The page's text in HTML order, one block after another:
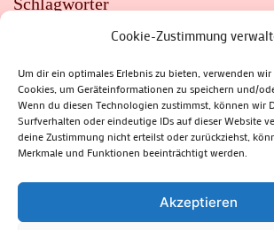
Cookie-Zustimmung
Um dir ein optimales Erlebnis zu bieten, verwenden
Cookies, um Geräteinformationen zu speichern und/
Wenn du diesen Technologien zustimmst, können wir
Surfverhalten oder eindeutige IDs auf dieser Website
deine Zustimmung nicht erteilst oder zurückziehst,
Merkmale und Funktionen beeinträchtigt werden.
Akzeptieren
Schlagwörter
FAHRRAD
FLOHMARKT FOLK
HITZEFALLE AUTO
IRISH DANCE JAZZ
KINDER
KIRMES KLASSIK
KLEINE
KRIMI
KULTUR LESUNG LOTTO
PARASITEN
PILZE SCHLEUSINGEN
SOMMERFERIEN
SPORT SRH
STADTMARKETING
STRASSENSPERRUNG
SUHLER FRÜHLING
SUHLER
THÜRINGER WALD
ZELLA-MEHLIS